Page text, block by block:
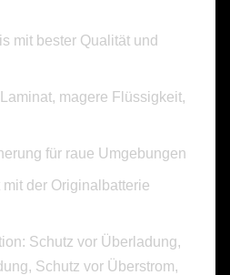
mit bester Qualität und
magere Flüssigkeit,
für raue Umgebungen
der Originalbatterie
Schutz vor Überladung,
Schutz vor Überstrom,